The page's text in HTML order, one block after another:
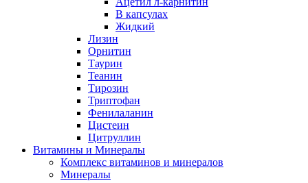
В капсулах
Жидкий
Лизин
Орнитин
Таурин
Теанин
Тирозин
Триптофан
Фенилаланин
Цистеин
Цитруллин
Витамины и Минералы
Комплекс витаминов и минералов
Минералы